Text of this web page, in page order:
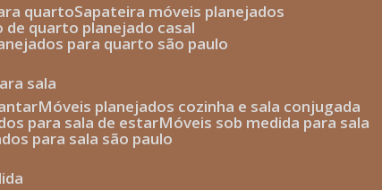
quarto sapateira móveis planejados
de quarto planejado casal
para quarto são paulo
sala
móveis planejados cozinha e sala conjugada
para sala de estar móveis sob medida para sala
para sala são paulo